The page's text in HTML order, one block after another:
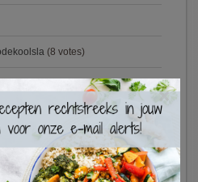
(8 votes)
votes)
(7 votes)
vijgen en bospaddestoelen(5
×